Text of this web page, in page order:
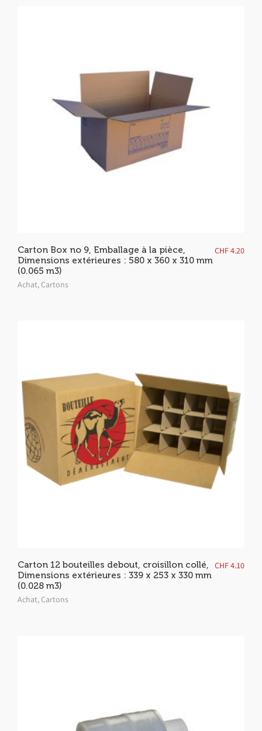
Carton Box no 9, Emballage à la pièce,
Dimensions extérieures : 580 x 360 x 310 mm
(0.065 m3)
Achat,Cartons
CHF4.20
Carton 12 bouteilles debout, croisillon collé,
Dimensions extérieures : 339 x 253 x 330 mm
(0.028 m3)
Achat,Cartons
CHF4.10